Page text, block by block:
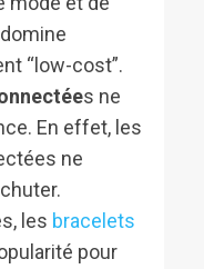
“low-cost”.
s ne
En effet, les
ne
les bracelets
pour